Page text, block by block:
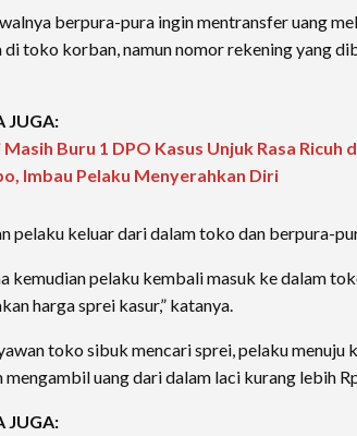
berpura-pura ingin mentransfer uang
di toko korban, namun nomor rekening yang
JUGA:
Masih Buru 1 DPO Kasus Unjuk Rasa Ricuh
Imbau Pelaku Menyerahkan Diri
pelaku keluar dari dalam toko dan berpura-
kemudian pelaku kembali masuk ke dalam
harga sprei kasur,” katanya.
toko sibuk mencari sprei, pelaku menuju
mengambil uang dari dalam laci kurang lebih
JUGA: